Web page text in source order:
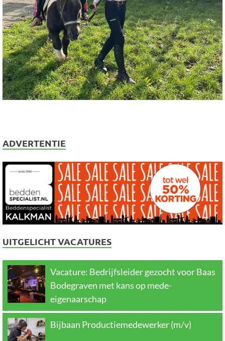
ADVERTENTIE
UITGELICHT VACATURES
Vacature: Bedrijfsleider gezocht voor Baas
Bodegraven met kans op mede-
eigenaarschap
Bijbaan Productiemedewerker (m/v)